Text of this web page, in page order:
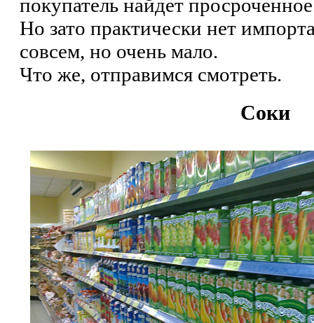
покупатель найдет
Но зато практически нет
совсем, но очень мало.
Что же, отправимся смотреть.
Соки